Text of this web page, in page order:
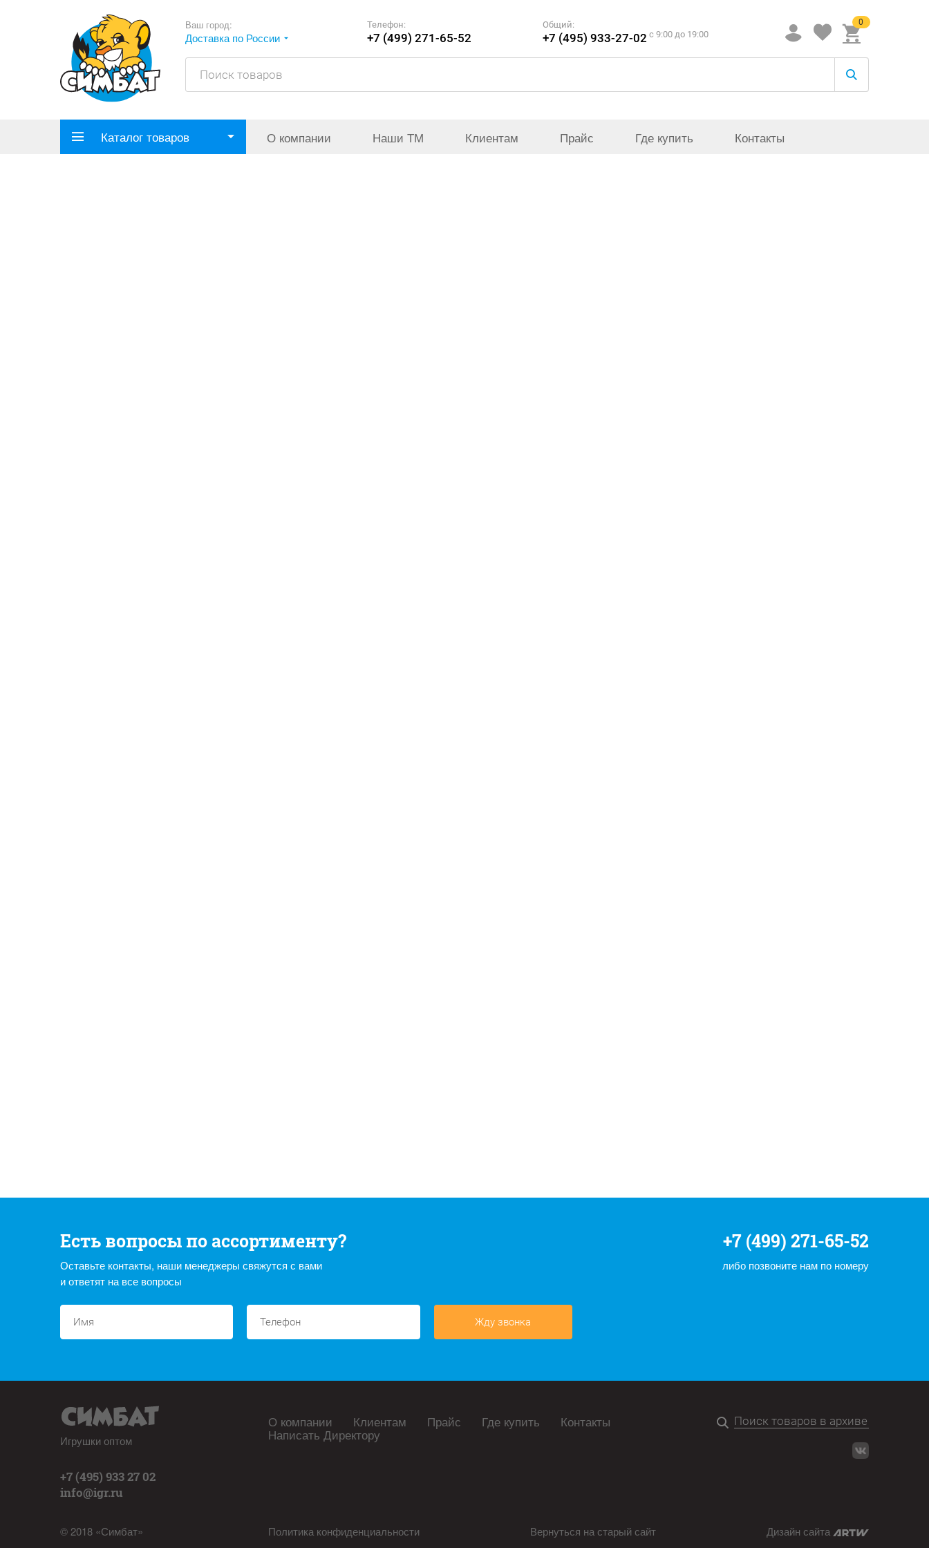
Ваш город:
Доставка по России
Телефон:
+7 (499) 271-65-52
Общий:
+7 (495) 933-27-02 c 9:00 до 19:00
0
Каталог товаров О компании Наши ТМ Клиентам Прайс Где купить Контакты
Есть вопросы по ассортименту?
Оставьте контакты, наши менеджеры свяжутся с вами
и ответят на все вопросы
+7 (499) 271-65-52
либо позвоните нам по номеру
Жду звонка
Игрушки оптом
+7 (495) 933 27 02
info@igr.ru
© 2018 «Симбат»
О компании Клиентам Прайс Где купить Контакты
Написать Директору
Политика конфиденциальности Вернуться на старый сайт Дизайн сайта